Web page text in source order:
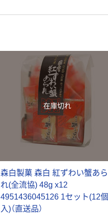
在庫切れ
森白製菓 森白 紅ずわい蟹あら
れ(全流協) 48g x12
4951436045126 1セット(12個
入)（直送品）